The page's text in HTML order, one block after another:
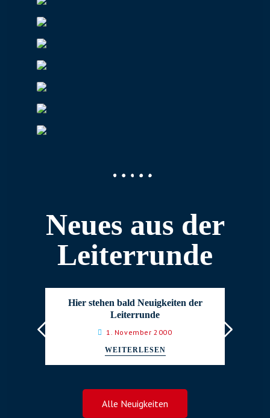
Neues aus der
Leiterrunde
Hier stehen bald Neuigkeiten der
Leiterrunde
1. November 2000
WEITERLESEN
Alle Neuigkeiten